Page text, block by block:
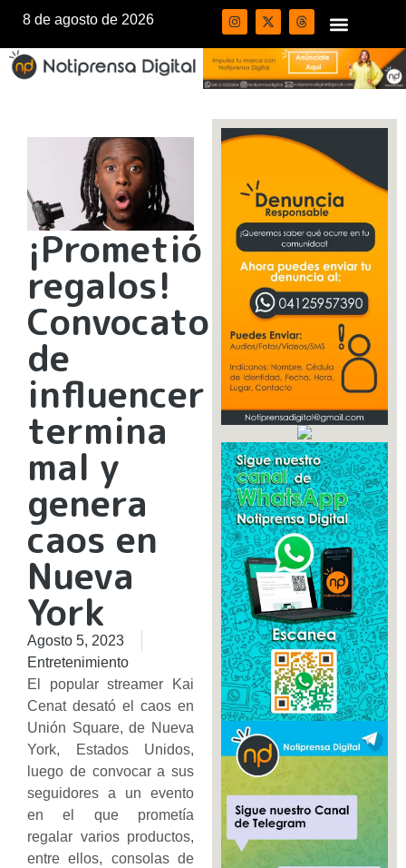
8 de agosto de 2026
¡Prometió
regalos!
Convocatoria
de
influencer
termina
mal y
genera
caos en
Nueva
York
Agosto 5, 2023
Entretenimiento
El popular streamer Kai
Cenat desató el caos en
Unión Square, de Nueva
York, Estados Unidos,
luego de convocar a sus
seguidores a un evento
en el que prometía
regalar varios productos,
entre ellos, consolas de